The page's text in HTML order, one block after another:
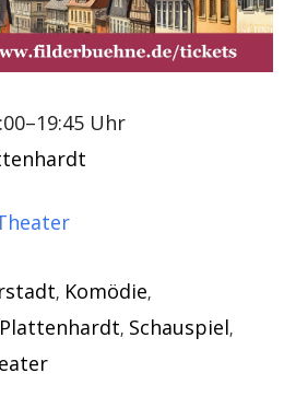
Uhr
, Komödie,
Plattenhardt, Schauspiel,